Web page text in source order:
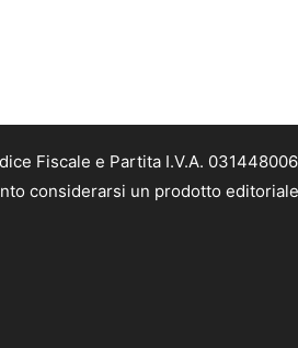
Fiscale e Partita I.V.A.
considerarsi un prodotto